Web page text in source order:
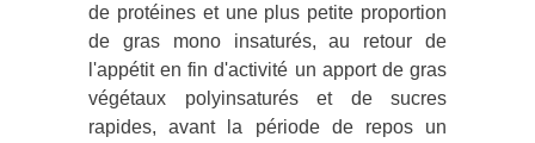
de protéines et une plus petite proportion
de gras mono insaturés, au retour de
l'appétit en fin d'activité un apport de gras
végétaux polyinsaturés et de sucres
rapides, avant la période de repos un